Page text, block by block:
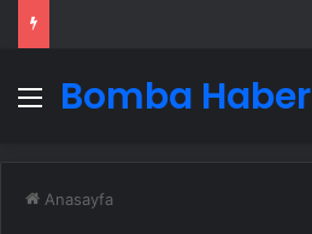
Menü
Bomba Haber
Anasayfa